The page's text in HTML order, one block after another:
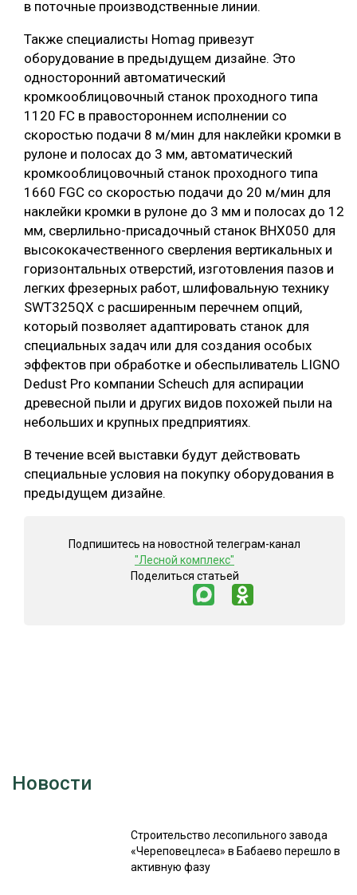
в поточные производственные линии.
Также специалисты Homag привезут
оборудование в предыдущем дизайне. Это
односторонний автоматический
кромкооблицовочный станок проходного типа
1120 FC в правостороннем исполнении со
скоростью подачи 8 м/мин для наклейки кромки в
рулоне и полосах до 3 мм, автоматический
кромкооблицовочный станок проходного типа
1660 FGC со скоростью подачи до 20 м/мин для
наклейки кромки в рулоне до 3 мм и полосах до 12
мм, сверлильно-присадочный станок BHX050 для
высококачественного сверления вертикальных и
горизонтальных отверстий, изготовления пазов и
легких фрезерных работ, шлифовальную технику
SWT325QX с расширенным перечнем опций,
который позволяет адаптировать станок для
специальных задач или для создания особых
эффектов при обработке и обеспыливатель LIGNO
Dedust Pro компании Scheuch для аспирации
древесной пыли и других видов похожей пыли на
небольших и крупных предприятиях.
В течение всей выставки будут действовать
специальные условия на покупку оборудования в
предыдущем дизайне.
Подпишитесь на новостной телеграм-канал
"Лесной комплекс"
Поделиться статьей
Новости
Строительство лесопильного завода
«Череповецлеса» в Бабаево перешло в
активную фазу